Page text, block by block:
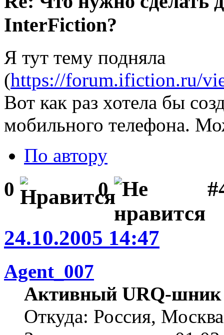
InterFiction?
Я тут тему подняла
(https://forum.ifiction.ru/
Вот как раз хотела бы
мобильного телефона.
По автору
0 0
24.10.2005 14:47
Agent_007
Активный URQ-шник
Откуда: Россия, Москва